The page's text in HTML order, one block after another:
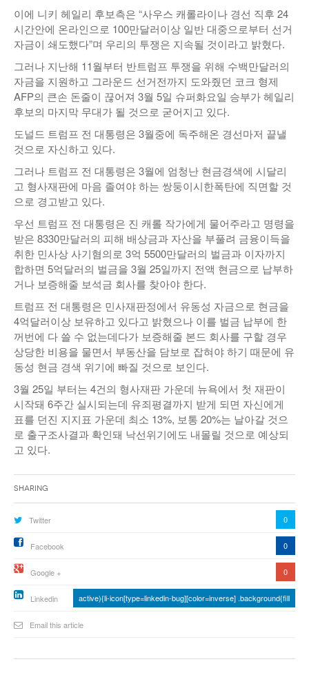
이에 니키 헤일리 후보측은 “사우스 캐롤라이나 경선 직후 24
시간안에 온라인으로 100만달러이상 일반 대중으로부터 선거
자금이 쇄도했다”며 우리의 투쟁은 지속될 것이라고 밝혔다.
그러나 지난해 11월부터 반트럼프 투쟁을 위해 수백만달러의
자금을 지원하고 그라운드 선거전까지 도와줬던 코크 형제
AFP의 큰손 돈줄이 끊어져 3월 5일 슈퍼화요일 승부가 헤일리
후보의 마지막 무대가 될 것으로 굳어지고 있다.
도널드 트럼프 전 대통령은 3월중에 독주해온 경선마저 끝낼
것으로 자신하고 있다.
그러나 트럼프 전 대통령은 3월에 엄청난 현금경색에 시달리
고 형사재판에 마음 졸여야 하는 쌍둥이시한폭탄에 직면할 것
으로 경고받고 있다.
우선 트럼프 전 대통령은 진 캐롤 작가에게 물어주라고 명령을
받은 8330만달러의 피해 배상금과 자산을 부풀려 금융이득을
취한 민사상 사기혐의로 3억 5500만달러의 벌금과 이자까지
합하면 5억달러의 벌금을 3월 25일까지 전액 현금으로 납부하
거나 보증해줄 보석금 회사를 찾아야 한다.
트럼프 전 대통령은 민사재판정에서 유동성 자금으로 현금을
4억달러이상 보유하고 있다고 밝혔으나 이를 벌금 납부에 한
꺼번에 다 쓸 수 없는데다가 보증해줄 본드 회사를 구할 경우
상당한 비용을 물면서 부동산을 담보로 잡혀야 하기 때문에 유
동성 현금 경색 위기에 빠질 것으로 보인다.
3월 25일 부터는 4건의 형사재판 가운데 뉴욕에서 첫 재판이
시작돼 6주간 실시되는데 유죄평결까지 받게 되면 자신에게
표를 던진 지지표 가운데 최소 13%, 보통 20%는 날아갈 것으
로 출구조사결과 확인돼 낙선위기에도 내몰릴 것으로 예상되
고 있다.
Sharing
Twitter 0
Facebook 0
Google + 0
Linkedin active){li-icon[type=linkedin-bug][color=inverse] .background{fill
Email this article